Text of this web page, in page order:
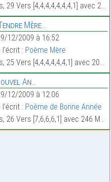
Vers [4,4,4,4,4,4,4,1] avec 254 Mots.
Mère…
12/2009 à 16:52
l'écrit : Poème Mère
Vers [4,4,4,4,4,4,1] avec 200 Mots.
An…
12/2009 à 12:06
l'écrit : Poème de Bonne Année
26 Vers [7,6,6,6,1] avec 246 Mots.